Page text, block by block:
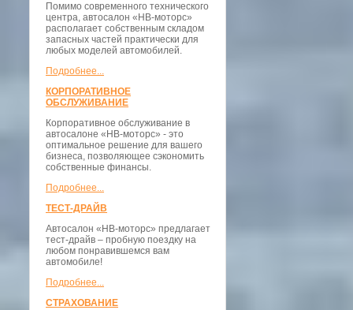
Помимо современного технического
центра, автосалон «НВ-моторс»
располагает собственным складом
запасных частей практически для
любых моделей автомобилей.
Подробнее...
КОРПОРАТИВНОЕ
ОБСЛУЖИВАНИЕ
Корпоративное обслуживание в
автосалоне «НВ-моторс» - это
оптимальное решение для вашего
бизнеса, позволяющее сэкономить
собственные финансы.
Подробнее...
ТЕСТ-ДРАЙВ
Автосалон «НВ-моторс» предлагает
тест-драйв – пробную поездку на
любом понравившемся вам
автомобиле!
Подробнее...
СТРАХОВАНИЕ